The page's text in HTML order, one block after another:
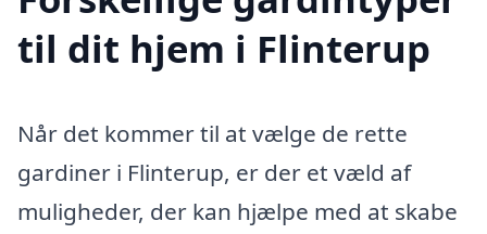
til dit hjem i Flinterup
Når det kommer til at vælge de rette
gardiner i Flinterup, er der et væld af
muligheder, der kan hjælpe med at skabe